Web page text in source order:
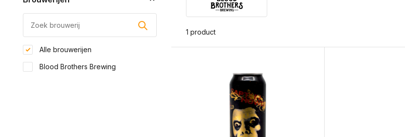
Alle brouwerijen
Blood Brothers Brewing
1 product